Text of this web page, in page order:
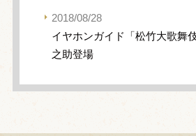
2018/08/28
イヤホンガイド「松竹大歌舞
之助登場